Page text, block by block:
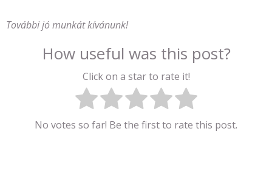
További jó munkát kívánunk!
How useful was this post?
Click on a star to rate it!
No votes so far! Be the first to rate this post.